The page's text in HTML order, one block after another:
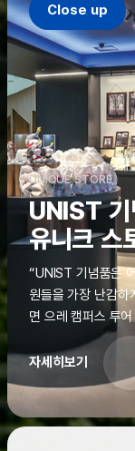
Close up
UNIQUE STORE
UNIST 기
유니크 스
“UNIST 기념품은
원들을 가장 난감
면 으레 캠퍼스 투
것’이 없었다. 학교
문하러 온 학부모도
을 달래줄 공간이 ‘
STORE)’라는 이름
자세히보기